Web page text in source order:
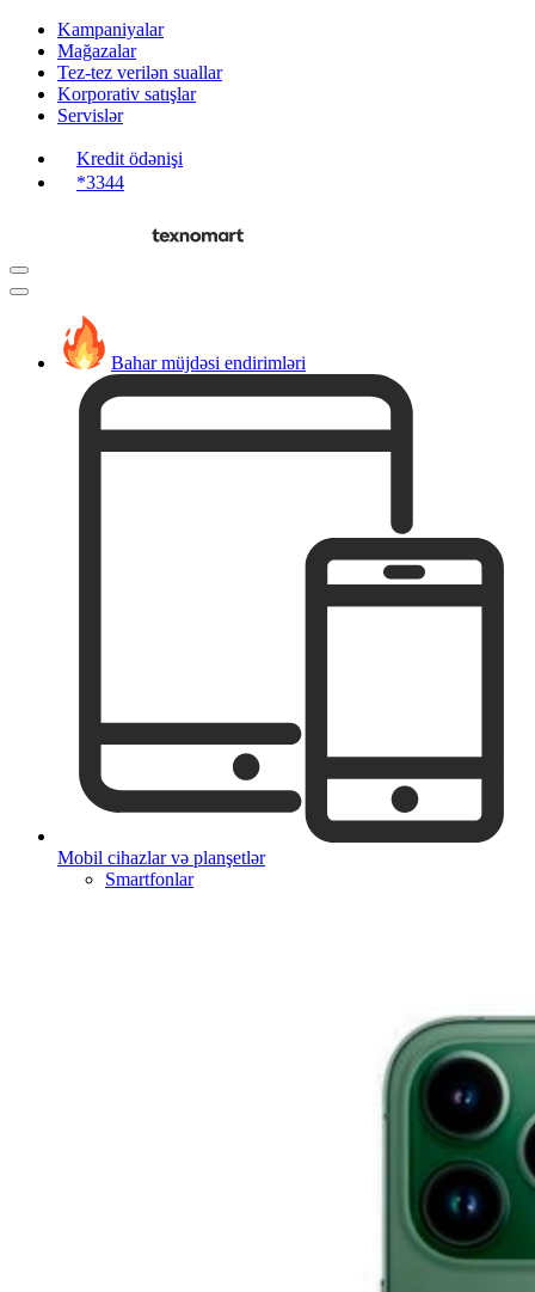
Kampaniyalar
Mağazalar
Tez-tez verilən suallar
Korporativ satışlar
Servislər
Kredit ödənişi
*3344
Bahar müjdəsi endirimləri
Mobil cihazlar və planşetlər
Smartfonlar